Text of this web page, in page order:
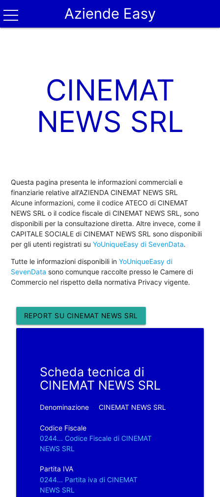
Aziende Easy
CINEMAT
NEWS SRL
Questa pagina presenta le informazioni commerciali e
finanziarie relative all'AZIENDA CINEMAT NEWS SRL
Alcune informazioni, come il codice ATECO di CINEMAT
NEWS SRL o il codice fiscale di CINEMAT NEWS SRL, sono
disponibili per la consultazione diretta. Altre invece, come il
CAPITALE SOCIALE di CINEMAT NEWS SRL sono disponibili
per gli utenti registrati suYoUniqueEasy di SevenData.
Tutte le informazioni disponibili inYoUniqueEasy di
SevenData sono comunque raccolte presso le Camere di
Commercio nel rispetto della normativa Privacy vigente.
REPORT SU CINEMAT NEWS SRL
Scheda tecnica di
CINEMAT NEWS SRL
Denominazione CINEMAT NEWS SRL
Codice Fiscale
0244... Codice Fiscale di CINEMAT
NEWS SRL
Partita IVA
0244... Partita iva di CINEMAT
NEWS SRL